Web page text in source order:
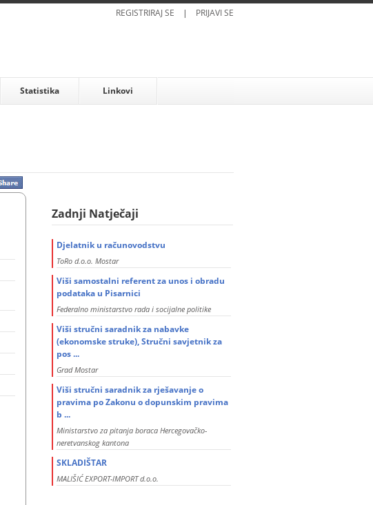
REGISTRIRAJ SE | PRIJAVI SE
Statistika Linkovi
Zadnji Natječaji
Djelatnik u računovodstvu
ToRo d.o.o. Mostar
Viši samostalni referent za unos i obradu
podataka u Pisarnici
Federalno ministarstvo rada i socijalne politike
Viši stručni saradnik za nabavke
(ekonomske struke), Stručni savjetnik za
pos ...
Grad Mostar
Viši stručni saradnik za rješavanje o
pravima po Zakonu o dopunskim pravima
b ...
Ministarstvo za pitanja boraca Hercegovačko-
neretvanskog kantona
SKLADIŠTAR
MALIŠIĆ EXPORT-IMPORT d.o.o.